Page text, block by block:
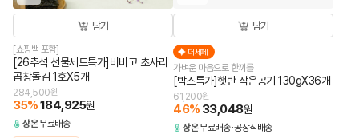
담기
[쇼핑백 포함]
[26추석 선물세트특가]비비고 초사리
곱창돌김 1호X5개
284,500원
35%184,925원
상온무료배송
담기
더세페
가벼운 마음으로 한끼를
[박스특가]햇반 작은공기 130gX36개
61,200원
46% 33,048원
상온무료배송 공장직배송